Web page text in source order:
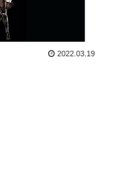
2022.03.19